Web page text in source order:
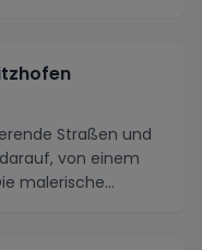
Straßen und
von einem
malerische